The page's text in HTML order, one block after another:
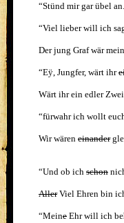
“Stünd mir gar übel an.
“Viel lieber will ich
Der jung Graf wär
“Eÿ, Jungfer, wärt ihr
Wärt ihr ein edler
“fürwahr ich wollt
Wir wären einander
“Und ob ich schon
AllerViel Ehren bin
“Meine Ehr will ich